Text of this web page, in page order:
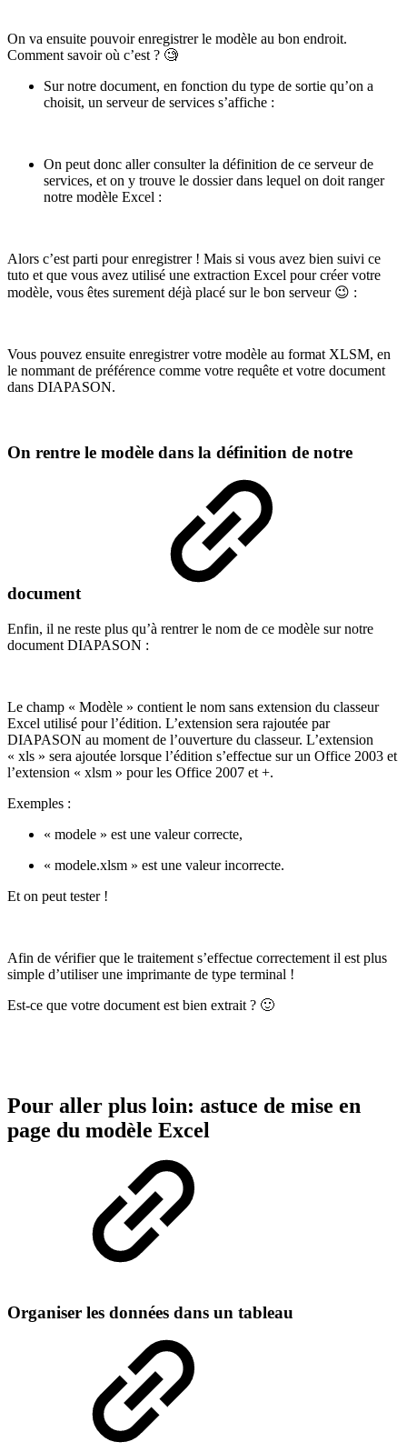
On va ensuite pouvoir enregistrer le modèle au bon endroit.
Comment savoir où c’est ? 🧐
Sur notre document, en fonction du type de sortie qu’on a
choisit, un serveur de services s’affiche :
On peut donc aller consulter la définition de ce serveur de
services, et on y trouve le dossier dans lequel on doit ranger
notre modèle Excel :
Alors c’est parti pour enregistrer ! Mais si vous avez bien suivi ce
tuto et que vous avez utilisé une extraction Excel pour créer votre
modèle, vous êtes surement déjà placé sur le bon serveur 😉 :
Vous pouvez ensuite enregistrer votre modèle au format XLSM, en
le nommant de préférence comme votre requête et votre document
dans DIAPASON.
On rentre le modèle dans la définition de notre
document
Enfin, il ne reste plus qu’à rentrer le nom de ce modèle sur notre
document DIAPASON :
Le champ « Modèle » contient le nom sans extension du classeur
Excel utilisé pour l’édition. L’extension sera rajoutée par
DIAPASON au moment de l’ouverture du classeur. L’extension
« xls » sera ajoutée lorsque l’édition s’effectue sur un Office 2003 et
l’extension « xlsm » pour les Office 2007 et +.
Exemples :
« modele » est une valeur correcte,
« modele.xlsm » est une valeur incorrecte.
Et on peut tester !
Afin de vérifier que le traitement s’effectue correctement il est plus
simple d’utiliser une imprimante de type terminal !
Est-ce que votre document est bien extrait ? 🙂
Pour aller plus loin: astuce de mise en
page du modèle Excel
Organiser les données dans un tableau